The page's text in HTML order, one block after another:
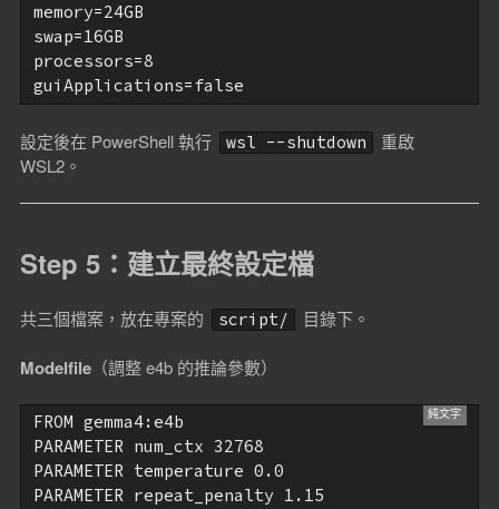
memory=24GB
swap=16GB
processors=8
設定後在 PowerShell 執行 wsl --shutdown
重啟
WSL2。
Step 5：建立最終設定檔
共三個檔案，放在專案的 script/ 目錄下。
Modelfile（調整 e4b 的推論參數）
FROM gemma4:e4b
PARAMETER num_ctx 32768
PARAMETER temperature 0.0